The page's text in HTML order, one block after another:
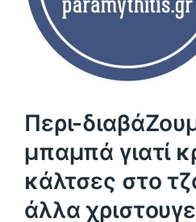
Περι-
μπαμπά γιατί
κάλτσες στο
άλλα